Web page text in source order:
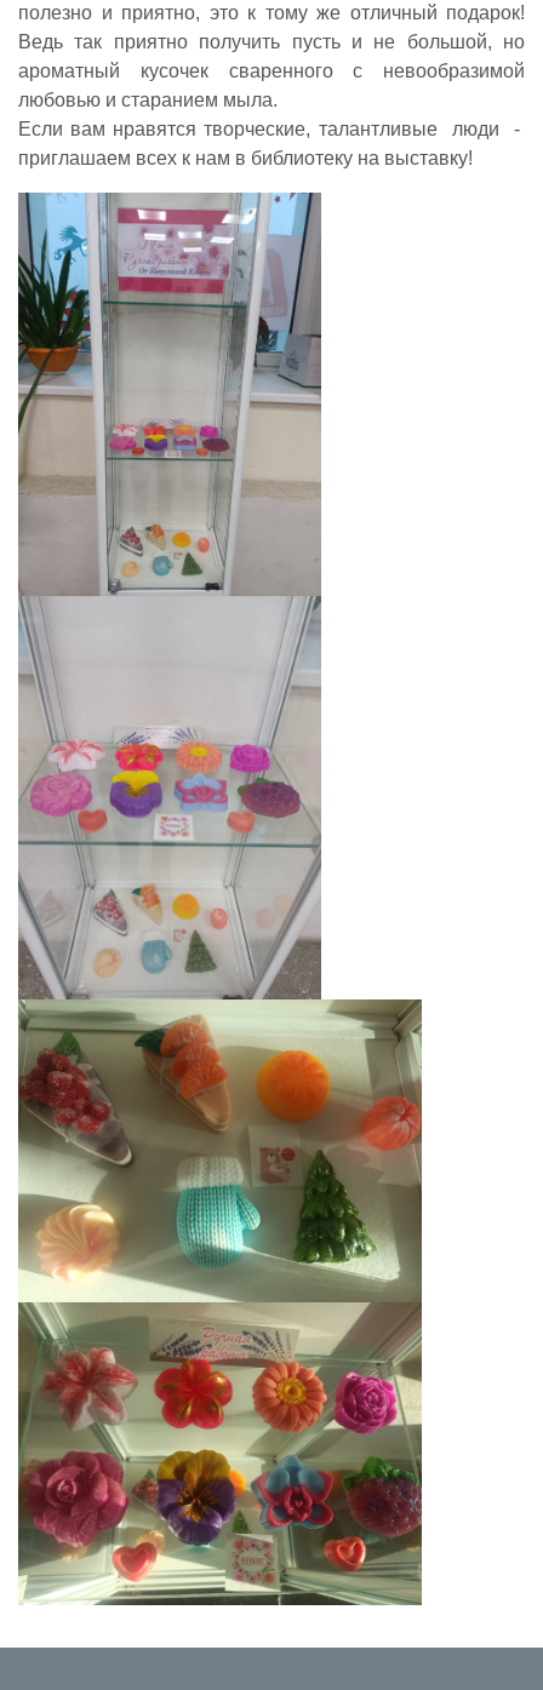
полезно и приятно, это к тому же отличный подарок!
Ведь так приятно получить пусть и не большой, но
ароматный кусочек сваренного с невообразимой
любовью и старанием мыла.
Если вам нравятся творческие, талантливые люди -
приглашаем всех к нам в библиотеку на выставку!